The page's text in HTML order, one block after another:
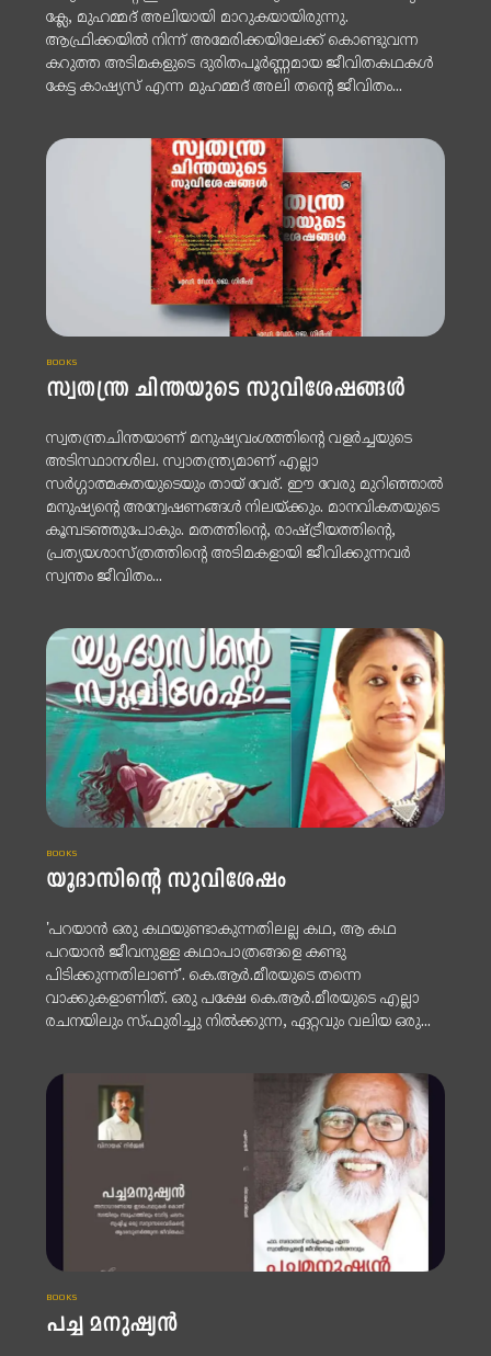
ക്ലേ, മുഹമ്മദ് അലിയായി മാറുകയായിരുന്നു.
ആഫ്രിക്കയിൽ നിന്ന് അമേരിക്കയിലേക്ക് കൊണ്ടുവന്ന
കറുത്ത അടിമകളുടെ ദുരിതപൂർണ്ണമായ ജീവിതകഥകൾ
കേട്ട കാഷ്യസ് എന്ന മുഹമ്മദ് അലി തന്റെ ജീവിതം...
BOOKS
സ്വതന്ത്ര ചിന്തയുടെ സുവിശേഷങ്ങൾ
സ്വതന്ത്രചിന്തയാണ് മനുഷ്യവംശത്തിന്റെ വളർച്ചയുടെ
അടിസ്ഥാനശില. സ്വാതന്ത്ര്യമാണ് എല്ലാ
സർഗ്ഗാത്മകതയുടെയും തായ് വേര്. ഈ വേരു മുറിഞ്ഞാൽ
മനുഷ്യന്റെ അന്വേഷണങ്ങൾ നിലയ്ക്കും. മാനവികതയുടെ
കൂമ്പടഞ്ഞുപോകും. മതത്തിന്റെ, രാഷ്ട്രീയത്തിന്റെ,
പ്രത്യയശാസ്ത്രത്തിന്റെ അടിമകളായി ജീവിക്കുന്നവർ
സ്വന്തം ജീവിതം...
BOOKS
യൂദാസിന്റെ സുവിശേഷം
'പറയാൻ ഒരു കഥയുണ്ടാകുന്നതിലല്ല കഥ, ആ കഥ
പറയാൻ ജീവനുള്ള കഥാപാത്രങ്ങളെ കണ്ടു
പിടിക്കുന്നതിലാണ്'. കെ.ആർ.മീരയുടെ തന്നെ
വാക്കുകളാണിത്. ഒരു പക്ഷേ കെ.ആർ.മീരയുടെ എല്ലാ
രചനയിലും സ്ഫുരിച്ചു നിൽക്കുന്ന, ഏറ്റവും വലിയ ഒരു...
BOOKS
പച്ച മനുഷ്യൻ